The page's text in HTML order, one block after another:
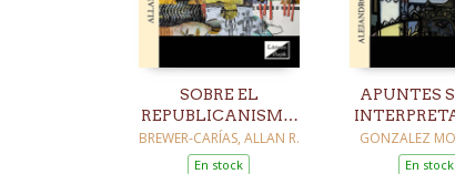
SOBRE EL
REPUBLICANISMO
Y LA DEMOCRARIA
EN EL COMMON
BREWER-CARÍAS, ALLAN R.
En stock
APUNTES
GONZALEZ
En stock